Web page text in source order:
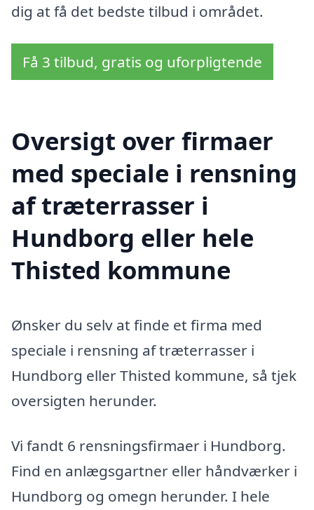
dig at få det bedste tilbud i området.
Få 3 tilbud, gratis og uforpligtende
Oversigt over firmaer
med speciale i rensning
af træterrasser i
Hundborg eller hele
Thisted kommune
Ønsker du selv at finde et firma med
speciale i rensning af træterrasser i
Hundborg eller Thisted kommune, så tjek
oversigten herunder.
Vi fandt 6 rensningsfirmaer i Hundborg.
Find en anlægsgartner eller håndværker i
Hundborg og omegn herunder. I hele